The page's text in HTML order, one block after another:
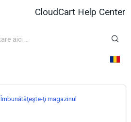
CloudCart Help Center
Îmbunătăţeşte-ţi magazinul